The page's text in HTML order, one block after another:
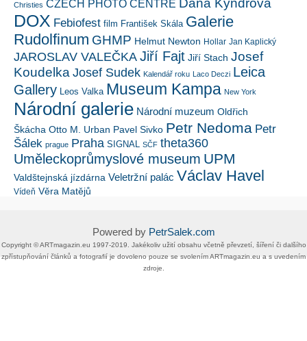
Christies CZECH PHOTO CENTRE Dana Kyndrová
DOX Febiofest film František Skála Galerie
Rudolfinum GHMP Helmut Newton Hollar Jan Kaplický
JAROSLAV VALEČKA Jiří Fajt Jiří Stach Josef
Koudelka Josef Sudek Kalendář roku Laco Deczi Leica
Gallery Leos Valka Museum Kampa New York
Národní galerie Národní muzeum Oldřich
Škácha Otto M. Urban Pavel Sivko Petr Nedoma Petr
Šálek prague Praha SIGNAL SČF theta360
Uměleckoprůmyslové museum UPM
Valdštejnská jízdárna Veletržní palác Václav Havel
Vídeň Věra Matějů
Powered by PetrSalek.com
Copyright ©​ ​​ARTmagazin.eu ​1997-2019​.​ Jakékoliv užití obsahu včetně převzetí, šíření či dalšího
zpřístupňování článků a fotografií je dovoleno pouze se svolením ​ARTmagazin.eu​ ​a s uvedením
zdroje.